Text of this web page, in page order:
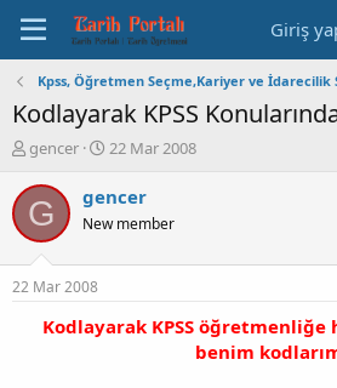
Giriş
Kpss, Öğretmen Seçme,Kariyer ve İdarecilik
Kodlayarak KPSS
K
n
b
u
u
b
gencer
B
ş
a
ç
22 Mar 2008
G gencer
New member
22 Mar 2008
Kodlayarak KPSS öğretmenliğe
benim